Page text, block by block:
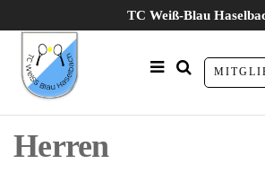
Inhalt
springen
TC Weiß-Blau
TC Weiß
Blau
Haselbach
e.V.
Herren